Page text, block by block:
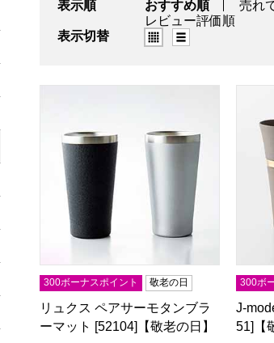
表示順 おすすめ順 売れ
レビュー評価順
表示切替
グリッド表示（
300ボーナスポイント 敬老の日
リュクス ペアサーモタンブラ
ーマット [52104]【敬老の日】
300ボ
J-
51]【
細を閉じる
細を開く